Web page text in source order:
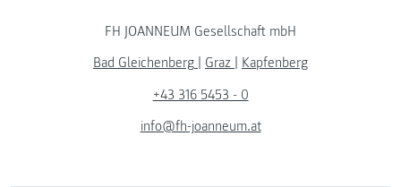
FH JOANNEUM Gesellschaft mbH
Bad Gleichenberg
Graz
Kapfenberg
+43 316 5453 - 0
info@fh-joanneum.at